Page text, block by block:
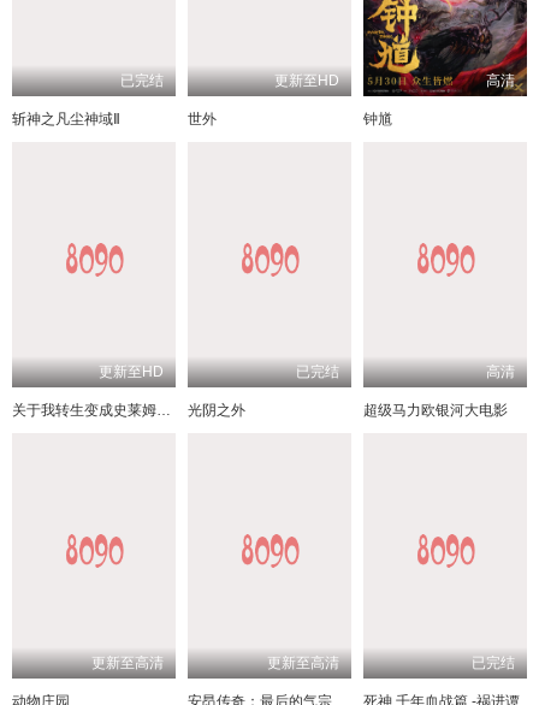
已完结
斩神之凡尘神域Ⅱ
更新至HD
世外
高清
钟馗
更新至HD
关于我转生变成史莱姆这档事 苍海之泪篇
已完结
光阴之外
高清
超级马力欧银河大电影
更新至高清
动物庄园
更新至高清
安昂传奇：最后的气宗
已完结
死神 千年血战篇 -祸进谭